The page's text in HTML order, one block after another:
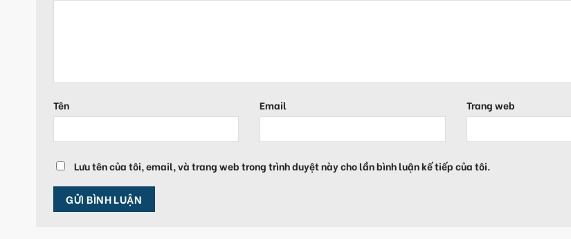
Tên Email Trang web
Lưu tên của tôi, email, và trang web trong trình duyệt này cho lần bình luận kế tiếp của tôi.